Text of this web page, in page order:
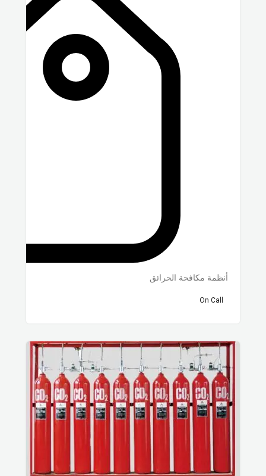
أنظمة مكافحة الحرائق
On Call